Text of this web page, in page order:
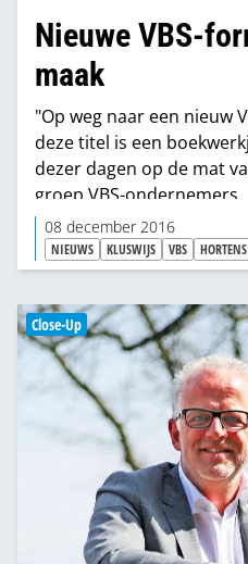
Nieuwe VBS-
maak
"Op weg naar een nieuw
deze titel is een
dezer dagen op de mat
groep VBS-ondernemers.
08 december 2016
NIEUWS KLUSWIJS VBS
Close-Up